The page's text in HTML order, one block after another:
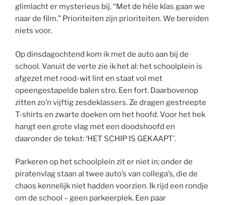
glimlacht er mysterieus bij. “Met de héle klas gaan we
naar de film.” Prioriteiten zijn prioriteiten. We bereiden
niets voor.
Op dinsdagochtend kom ik met de auto aan bij de
school. Vanuit de verte zie ik het al: het schoolplein is
afgezet met rood-wit lint en staat vol met
opeengestapelde balen stro. Een fort. Daarbovenop
zitten zo’n vijftig zesdeklassers. Ze dragen gestreepte
T-shirts en zwarte doeken om het hoofd. Voor het hek
hangt een grote vlag met een doodshoofd en
daaronder de tekst: ‘HET SCHIP IS GEKAAPT’.
Parkeren op het schoolplein zit er niet in; onder de
piratenvlag staan al twee auto’s van collega’s, die de
chaos kennelijk niet hadden voorzien. Ik rijd een rondje
om de school – geen parkeerplek. Een paar